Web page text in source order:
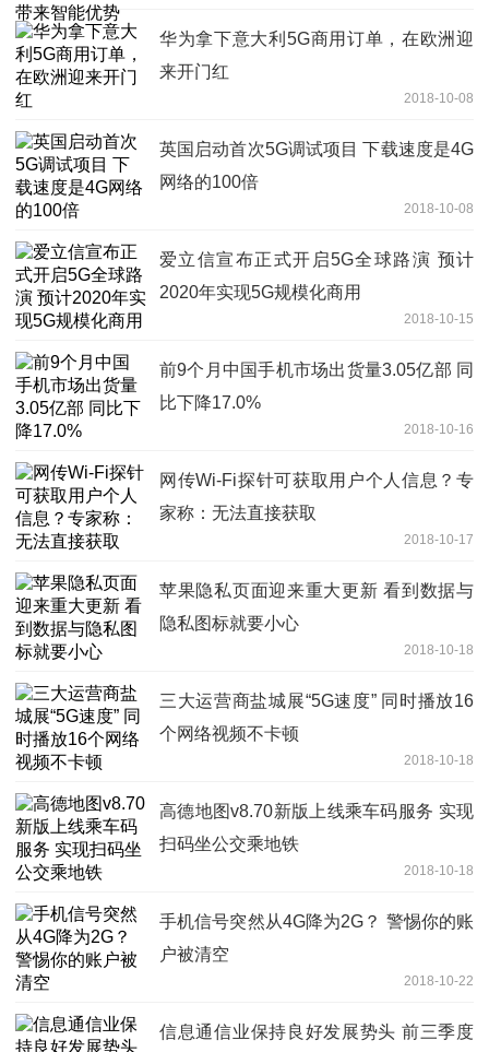
华为拿下意大利5G商用订单，在欧洲迎
来开门红
2018-10-08
英国启动首次5G调试项目 下载速度是4G
网络的100倍
2018-10-08
爱立信宣布正式开启5G全球路演 预计
2020年实现5G规模化商用
2018-10-15
前9个月中国手机市场出货量3.05亿部 同
比下降17.0%
2018-10-16
网传Wi-Fi探针可获取用户个人信息？专
家称：无法直接获取
2018-10-17
苹果隐私页面迎来重大更新 看到数据与
隐私图标就要小心
2018-10-18
三大运营商盐城展“5G速度” 同时播放16
个网络视频不卡顿
2018-10-18
高德地图v8.70新版上线乘车码服务 实现
扫码坐公交乘地铁
2018-10-18
手机信号突然从4G降为2G？ 警惕你的账
户被清空
2018-10-22
信息通信业保持良好发展势头 前三季度